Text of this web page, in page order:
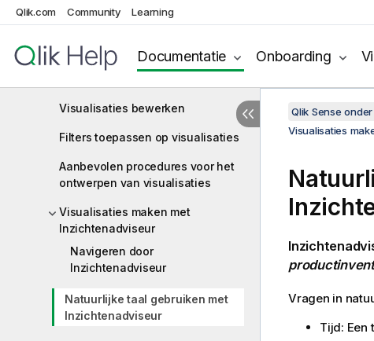
Qlik.com Community Learning
Documentatie Onboarding
Visualisaties
Visualisaties maken en bewerken
Visualisaties bewerken
Filters toepassen op visualisaties
Aanbevolen procedures voor het
ontwerpen van visualisaties
Visualisaties maken met
Inzichtenadviseur
Navigeren door
Inzichtenadviseur
Natuurlijke taal gebruiken met
Inzichtenadviseur
Qlik Sense
Visualisaties
Vragen in
Tijd: Een